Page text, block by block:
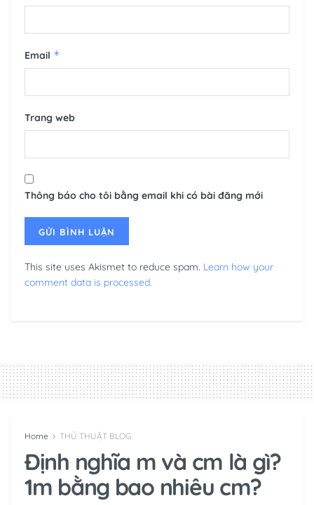
Email *
Trang web
Thông báo cho tôi bằng email khi có bài đăng mới
This site uses Akismet to reduce spam. Learn how your
comment data is processed.
Home THỦ THUẬT BLOG
Định nghĩa m và cm là gì?
1m bằng bao nhiêu cm?